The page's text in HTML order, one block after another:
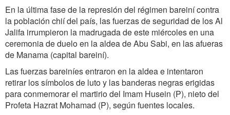
En la última fase de la represión del régimen bareiní contra
la población chií del país, las fuerzas de seguridad de los Al
Jalifa irrumpieron la madrugada de este miércoles en una
ceremonia de duelo en la aldea de Abu Sabi, en las afueras
de Manama (capital bareiní).
Las fuerzas bareiníes entraron en la aldea e intentaron
retirar los símbolos de luto y las banderas negras erigidas
para conmemorar el martirio del Imam Husein (P), nieto del
Profeta Hazrat Mohamad (P), según fuentes locales.